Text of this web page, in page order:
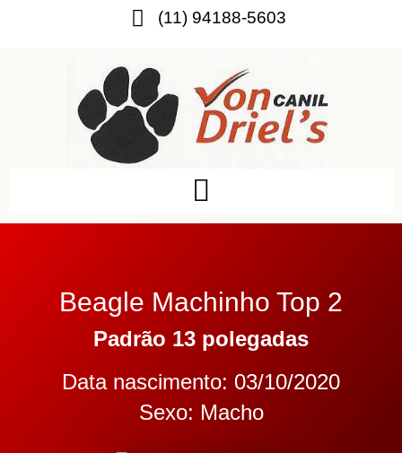
(11) 94188-5603
Beagle Machinho Top 2
Padrão 13 polegadas
Data nascimento: 03/10/2020
Sexo: Macho